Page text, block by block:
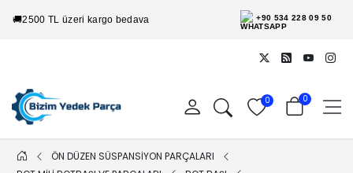
🚚2500 TL üzeri kargo bedava +90 534 228 09 50
0 0
ÖN DÜZEN SÜSPANSİYON PARÇALARI